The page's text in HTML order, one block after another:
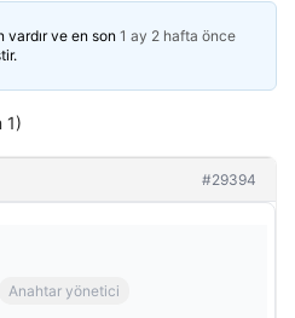
vardır ve en son 1 ay 2 hafta önce
1)
#29394
Anahtar yönetici